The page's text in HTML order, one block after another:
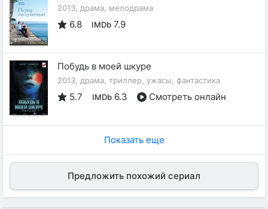
2013, драма, мелодрама
6.8 IMDb 7.9
Побудь в моей шкуре
2013, драма, триллер, ужасы, фантастика
5.7 IMDb 6.3 Смотреть онлайн
Показать еще
Предложить похожий сериал